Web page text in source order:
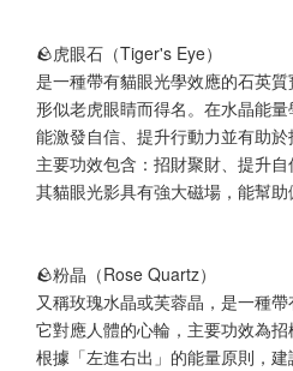
🪨虎眼石（Tiger's Eye）
是一種帶有貓眼光學效應的石英
形似老虎眼睛而得名。在水晶能
能激發自信、提升行動力並有助於
主要功效包含：招財聚財、提升
其貓眼光影具有強大磁場，能幫
🪨粉晶（Rose Quartz）
又稱玫瑰水晶或芙蓉晶，是一種
它對應人體的心輪，主要功效為
根據「左進右出」的能量原則，